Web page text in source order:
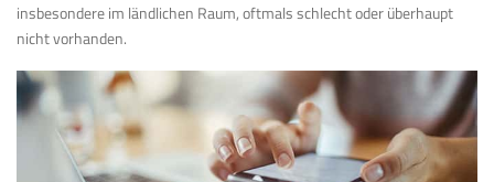
insbesondere im ländlichen Raum, oftmals schlecht oder überhaupt
nicht vorhanden.